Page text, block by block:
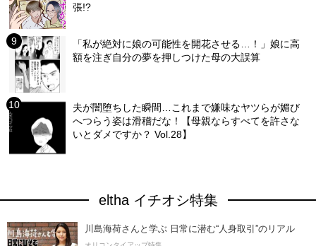
張!?
「私が絶対に娘の可能性を開花させる…！」娘に高
額を注ぎ自分の夢を押しつけた母の大誤算
夫が闇堕ちした瞬間…これまで嫌味なヤツらが媚び
へつらう姿は滑稽だな！【母親ならすべてを許さな
いとダメですか？ Vol.28】
eltha イチオシ特集
川島海荷さんと学ぶ 日常に潜む“人身取引”のリアル